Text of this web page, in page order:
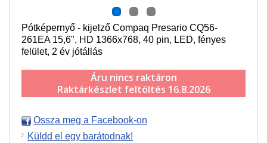
Pótképernyő - kijelző Compaq Presario CQ56-
261EA 15,6", HD 1366x768, 40 pin, LED, fényes
felület, 2 év jótállás
Áru nincs raktáron
Raktárkészlet feltöltés 16.8.2026
Ossza meg a Facebook-on
Küldd el egy barátodnak!